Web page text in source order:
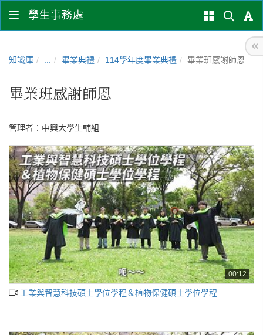
學生事務處
知識庫 畢業典禮 114學年度畢業典禮 畢業班感謝師恩
畢業班感謝師恩
管理者： 中興大學生輔組
00:12
工業與智慧科技碩士學位學程＆植物保健碩士學位學程